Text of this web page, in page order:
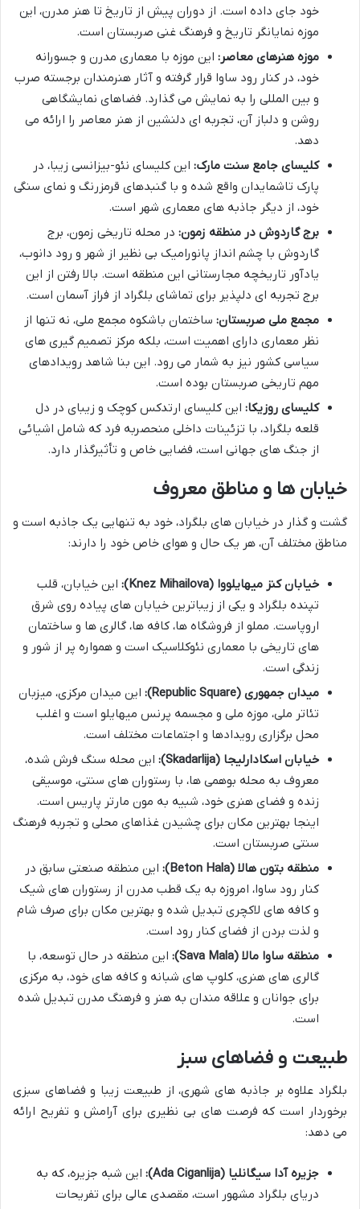
خود جای داده است. از دوران پیش از تاریخ تا هنر مدرن، این
موزه نمایانگر تاریخ و فرهنگ غنی صربستان است.
موزه هنرهای معاصر: این موزه با معماری مدرن و جسورانه
خود، در کنار رود ساوا قرار گرفته و آثار هنرمندان برجسته صرب
و بین المللی را به نمایش می گذارد. فضاهای نمایشگاهی
روشن و دلباز آن، تجربه ای دلنشین از هنر معاصر را ارائه می
دهد.
کلیسای جامع سنت مارک: این کلیسای نئو-بیزانسی زیبا، در
پارک تاشمایدان واقع شده و با گنبدهای قرمزرنگ و نمای سنگی
خود، از دیگر جاذبه های معماری شهر است.
برج گاردوش در منطقه زمون: در محله تاریخی زمون، برج
گاردوش با چشم انداز پانورامیک بی نظیر از شهر و رود دانوب،
یادآور تاریخچه مجارستانی این منطقه است. بالا رفتن از این
برج تجربه ای دلپذیر برای تماشای بلگراد از فراز آسمان است.
مجمع ملی صربستان: ساختمان باشکوه مجمع ملی، نه تنها از
نظر معماری دارای اهمیت است، بلکه مرکز تصمیم گیری های
سیاسی کشور نیز به شمار می رود. این بنا شاهد رویدادهای
مهم تاریخی صربستان بوده است.
کلیسای روزیکا: این کلیسای ارتدکس کوچک و زیبای در دل
قلعه بلگراد، با تزئینات داخلی منحصربه فرد که شامل اشیائی
از جنگ های جهانی است، فضایی خاص و تأثیرگذار دارد.
خیابان ها و مناطق معروف
گشت و گذار در خیابان های بلگراد، خود به تنهایی یک جاذبه است و
مناطق مختلف آن، هر یک حال و هوای خاص خود را دارند:
خیابان کنز میهایلووا (Knez Mihailova):
این خیابان، قلب
تپنده بلگراد و یکی از زیباترین خیابان های پیاده روی شرق
اروپاست. مملو از فروشگاه ها، کافه ها، گالری ها و ساختمان
های تاریخی با معماری نئوکلاسیک است و همواره پر از شور و
زندگی است.
میدان جمهوری (Republic Square):
این میدان مرکزی، میزبان
تئاتر ملی، موزه ملی و مجسمه پرنس میهایلو است و اغلب
محل برگزاری رویدادها و اجتماعات مختلف است.
خیابان اسکادارلیجا (Skadarlija):
این محله سنگ فرش شده،
معروف به محله بوهمی ها، با رستوران های سنتی، موسیقی
زنده و فضای هنری خود، شبیه به مون مارتر پاریس است.
اینجا بهترین مکان برای چشیدن غذاهای محلی و تجربه فرهنگ
سنتی صربستان است.
منطقه بتون هالا (Beton Hala):
این منطقه صنعتی سابق در
کنار رود ساوا، امروزه به یک قطب مدرن از رستوران های شیک
و کافه های لاکچری تبدیل شده و بهترین مکان برای صرف شام
و لذت بردن از فضای کنار رود است.
منطقه ساوا مالا (Sava Mala):
این منطقه در حال توسعه، با
گالری های هنری، کلوپ های شبانه و کافه های خود، به مرکزی
برای جوانان و علاقه مندان به هنر و فرهنگ مدرن تبدیل شده
است.
طبیعت و فضاهای سبز
بلگراد علاوه بر جاذبه های شهری، از طبیعت زیبا و فضاهای سبزی
برخوردار است که فرصت های بی نظیری برای آرامش و تفریح ارائه
می دهد:
جزیره آدا سیگانلیا (Ada Ciganlija):
این شبه جزیره، که به
دریای بلگراد مشهور است، مقصدی عالی برای تفریحات